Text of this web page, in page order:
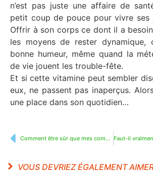
n’est pas juste une affaire de
petit coup de pouce pour vivre ses
Offrir à son corps ce dont il a
les moyens de rester dynamique,
bonne humeur, même quand la
de vie jouent les trouble-fête.
Et si cette vitamine peut sembler
eux, ne passent pas inaperçus.
une place dans son quotidien…
Comment être sûr que mes compléments de vitamines sont bien absorbées par mon corps ?
VOUS DEVRIEZ ÉGALEMENT